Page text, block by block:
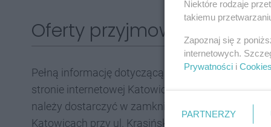
Oferty przyjmowane są do
Pełną informację dotyczącą konkursu ofert wraz
stronie internetowej Katowickiego TBS Sp. z o.o.
należy dostarczyć w zamkniętej kopercie do
Katowicach przy ul. Krasińskiego 14 w terminie
Niektóre rodzaje
takiemu
Zapoznaj się z
internetowych.
Prywatności i Cookies
PARTNERZY